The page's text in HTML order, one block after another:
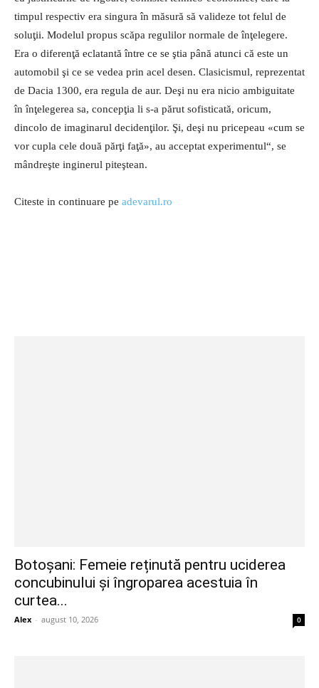
timpul respectiv era singura în măsură să valideze tot felul de
soluţii. Modelul propus scăpa regulilor normale de înţelegere.
Era o diferenţă eclatantă între ce se ştia până atunci că este un
automobil şi ce se vedea prin acel desen. Clasicismul, reprezentat
de Dacia 1300, era regula de aur. Deşi nu era nicio ambiguitate
în înţelegerea sa, concepţia li s-a părut sofisticată, oricum,
dincolo de imaginarul decidenţilor. Şi, deşi nu pricepeau «cum se
vor cupla cele două părţi faţă», au acceptat experimentul“, se
mândreşte inginerul piteştean.
Citeste in continuare pe adevarul.ro
Botoșani: Femeie reținută pentru uciderea
concubinului și îngroparea acestuia în
curtea...
Alex - august 10, 2026 0